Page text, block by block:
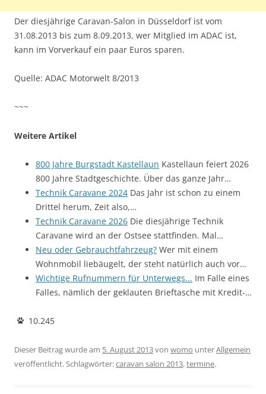
Der diesjährige Caravan-Salon in Düsseldorf ist vom
31.08.2013 bis zum 8.09.2013, wer Mitglied im ADAC ist,
kann im Vorverkauf ein paar Euros sparen.
Quelle: ADAC Motorwelt 8/2013
~~~
Weitere Artikel
800 Jahre Burgstadt Kastellaun Kastellaun feiert 2026
800 Jahre Stadtgeschichte. Über das ganze Jahr…
Technik Caravane 2024 Das Jahr ist schon zu einem
Drittel herum, Zeit also,…
Technik Caravane 2026 Die diesjährige Technik
Caravane wird an der Ostsee stattfinden. Mal…
Neu oder Gebrauchtfahrzeug? Wer mit einem
Wohnmobil liebäugelt, der steht natürlich auch vor…
Wichtige Rufnummern für Unterwegs... Im Falle eines
Falles, nämlich der geklauten Brieftasche mit Kredit-…
10.245
Dieser Beitrag wurde am 5. August 2013von womo unterAllgemein
veröffentlicht. Schlagwörter:caravan salon 2013,termine.